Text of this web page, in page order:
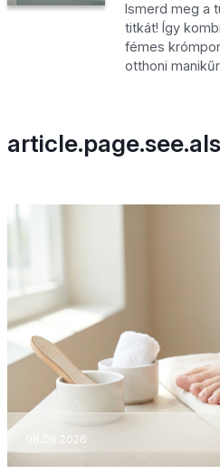
Ismerd meg a
titkát! Így
fémes
otthoni
08.08.2026